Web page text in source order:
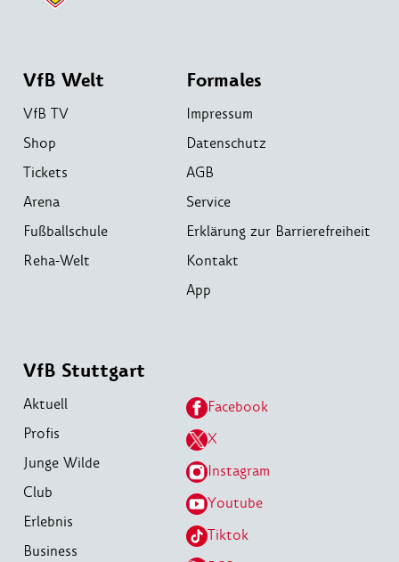
VfB Welt
VfB TV
Shop
Tickets
Arena
Fußballschule
Reha-Welt
Formales
Impressum
Datenschutz
AGB
Service
Erklärung zur Barrierefreiheit
Kontakt
App
VfB Stuttgart
Aktuell
Profis
Junge Wilde
Club
Erlebnis
Business
Facebook
X
Instagram
Youtube
Tiktok